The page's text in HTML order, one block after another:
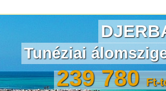
Tunéziai
239 780Ft-